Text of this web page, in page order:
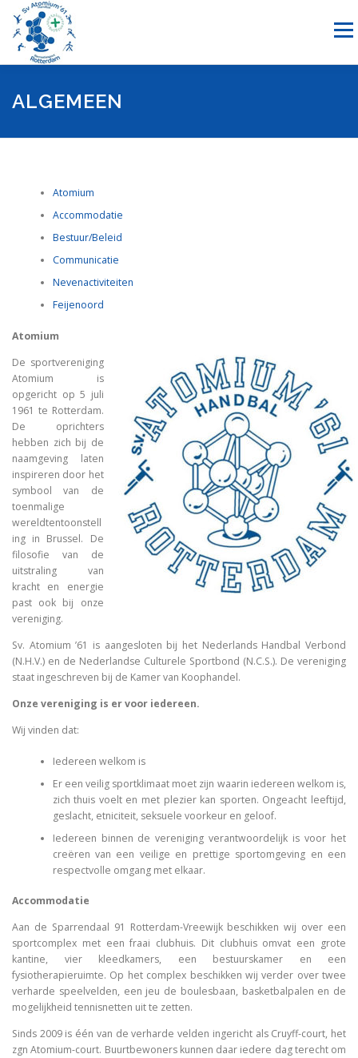
naar
inhoud
Menu
NIEUWS HANDBAL
ALGEMEEN
Atomium
Accommodatie
Bestuur/Beleid
Communicatie
Nevenactiviteiten
Feijenoord
Atomium
De sportvereniging
Atomium is
opgericht op 5 juli
1961 te Rotterdam.
De oprichters
hebben zich bij de
naamgeving laten
inspireren door het
symbool van de
toenmalige
wereldtentoonstell
ing in Brussel. De
filosofie van de
uitstraling van
kracht en energie
past ook bij onze
vereniging.
Sv. Atomium ’61 is aangesloten bij het Nederlands Handbal Verbond
(N.H.V.) en de Nederlandse Culturele Sportbond (N.C.S.). De vereniging
staat ingeschreven bij de Kamer van Koophandel.
Onze vereniging is er voor iedereen.
Wij vinden dat:
Iedereen welkom is
Er een veilig sportklimaat moet zijn waarin iedereen welkom is,
zich thuis voelt en met plezier kan sporten. Ongeacht leeftijd,
geslacht, etniciteit, seksuele voorkeur en geloof.
Iedereen binnen de vereniging verantwoordelijk is voor het
creëren van een veilige en prettige sportomgeving en een
respectvolle omgang met elkaar.
Accommodatie
Aan de Sparrendaal 91 Rotterdam-Vreewijk beschikken wij over een
sportcomplex met een fraai clubhuis. Dit clubhuis omvat een grote
kantine, vier kleedkamers, een bestuurskamer en een
fysiotherapieruimte. Op het complex beschikken wij verder over twee
verharde speelvelden, een jeu de boulesbaan, basketbalpalen en de
mogelijkheid tennisnetten uit te zetten.
Sinds 2009 is één van de verharde velden ingericht als Cruyff-court, het
zgn Atomium-court. Buurtbewoners kunnen daar iedere dag terecht om